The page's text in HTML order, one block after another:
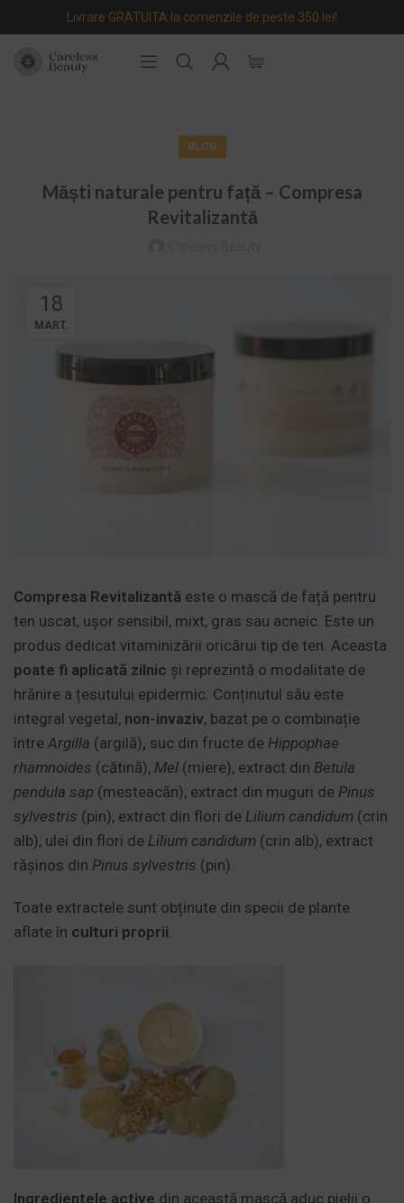
Livrare GRATUITA la comenzile de peste 350 lei!
BLOG
Măști naturale pentru față – Compresa
Revitalizantă
18
MART.
Compresa Revitalizantă este o mască de față pentru
ten uscat, ușor sensibil, mixt, gras sau acneic. Este un
produs dedicat vitaminizării oricărui tip de ten. Aceasta
poate fi aplicată zilnic și reprezintă o modalitate de
hrănire a țesutului epidermic. Conținutul său este
integral vegetal, non-invaziv, bazat pe o combinație
între Argilla (argilă), suc din fructe de Hippophae
rhamnoides (cătină), Mel (miere), extract din Betula
pendula sap (mesteacăn), extract din muguri de Pinus
sylvestris (pin), extract din flori de Lilium candidum (crin
alb), ulei din flori de Lilium candidum (crin alb), extract
rășinos din Pinus sylvestris (pin).
Toate extractele sunt obținute din specii de plante
aflate în culturi proprii
Ingredientele active din această mască aduc pielii o